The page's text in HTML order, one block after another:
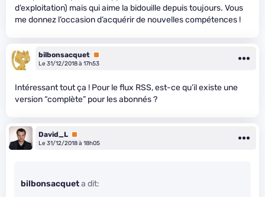
d’exploitation) mais qui aime la bidouille depuis toujours. Vous
me donnez l’occasion d’acquérir de nouvelles compétences !
bilbonsacquet Premium
Le 31/12/2018 à 17h53
Intéressant tout ça ! Pour le flux RSS, est-ce qu’il existe une
version “complète” pour les abonnés ?
David_L Premium
Le 31/12/2018 à 18h05
bilbonsacqueta dit: